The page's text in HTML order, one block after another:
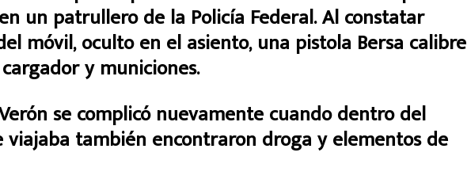
un patrullero de la Policía Federal. Al constatar
móvil, oculto en el asiento, una pistola Bersa calibre
y municiones.
se complicó nuevamente cuando dentro del
viajaba también encontraron droga y elementos de